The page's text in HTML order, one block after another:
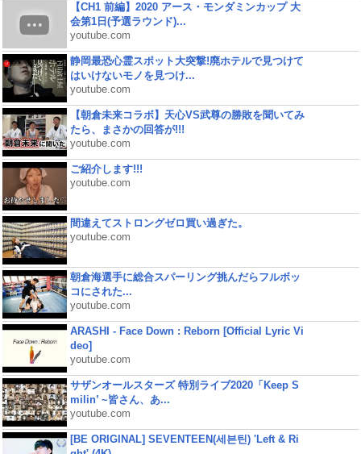
【CH1 前編】2020 アース・モンダミンカップ 大
会第1日(予選ラウンド)...
youtube.com
静岡最恐心霊スポット大突撃!廃ホテルで見つけて
はいけないモノを見つけ...
youtube.com
【朝倉未来コラボ】天心VS武尊の勝敗を聞いてみ
たら、まさかの回答が!!!
youtube.com
ご紹介します!!!
youtube.com
間違えてストロングゼロ買い過ぎた。
youtube.com
朝倉海選手に総合スパーリング挑んだらフルボッ
コにされた...
youtube.com
ARASHI - Face Down : Reborn [Official Lyric Vi
deo]
youtube.com
サザンオールスターズ 特別ライブ2020「Keep S
milin’ ~皆さん、あ...
youtube.com
[BE ORIGINAL] SEVENTEEN(세븐틴) 'Left & Ri